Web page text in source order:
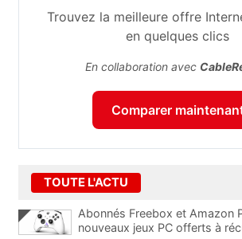
Trouvez la meilleure offre
en quelques clics
En collaboration avec
Comparer
TOUTE L'ACTU
Abonnés Freebox et Amazon
nouveaux jeux PC offerts à